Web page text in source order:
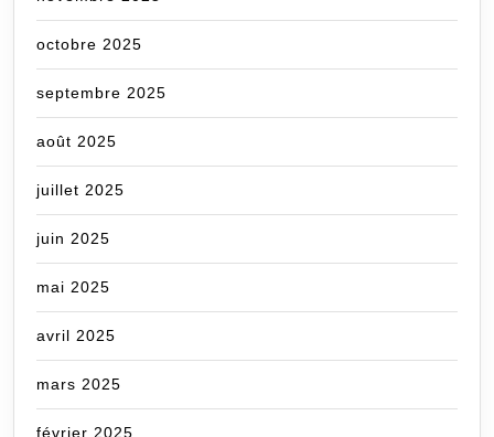
octobre 2025
septembre 2025
août 2025
juillet 2025
juin 2025
mai 2025
avril 2025
mars 2025
février 2025